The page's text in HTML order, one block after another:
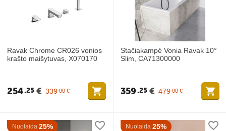
Ravak Chrome CR026 vonios
krašto maišytuvas, X070170
339 00 €
254 25 €
Stačiakampė Vonia Ravak 10°
Slim, CA71300000
479 00 €
359 25 €
Nuolaida 25% Nuolaida 25%